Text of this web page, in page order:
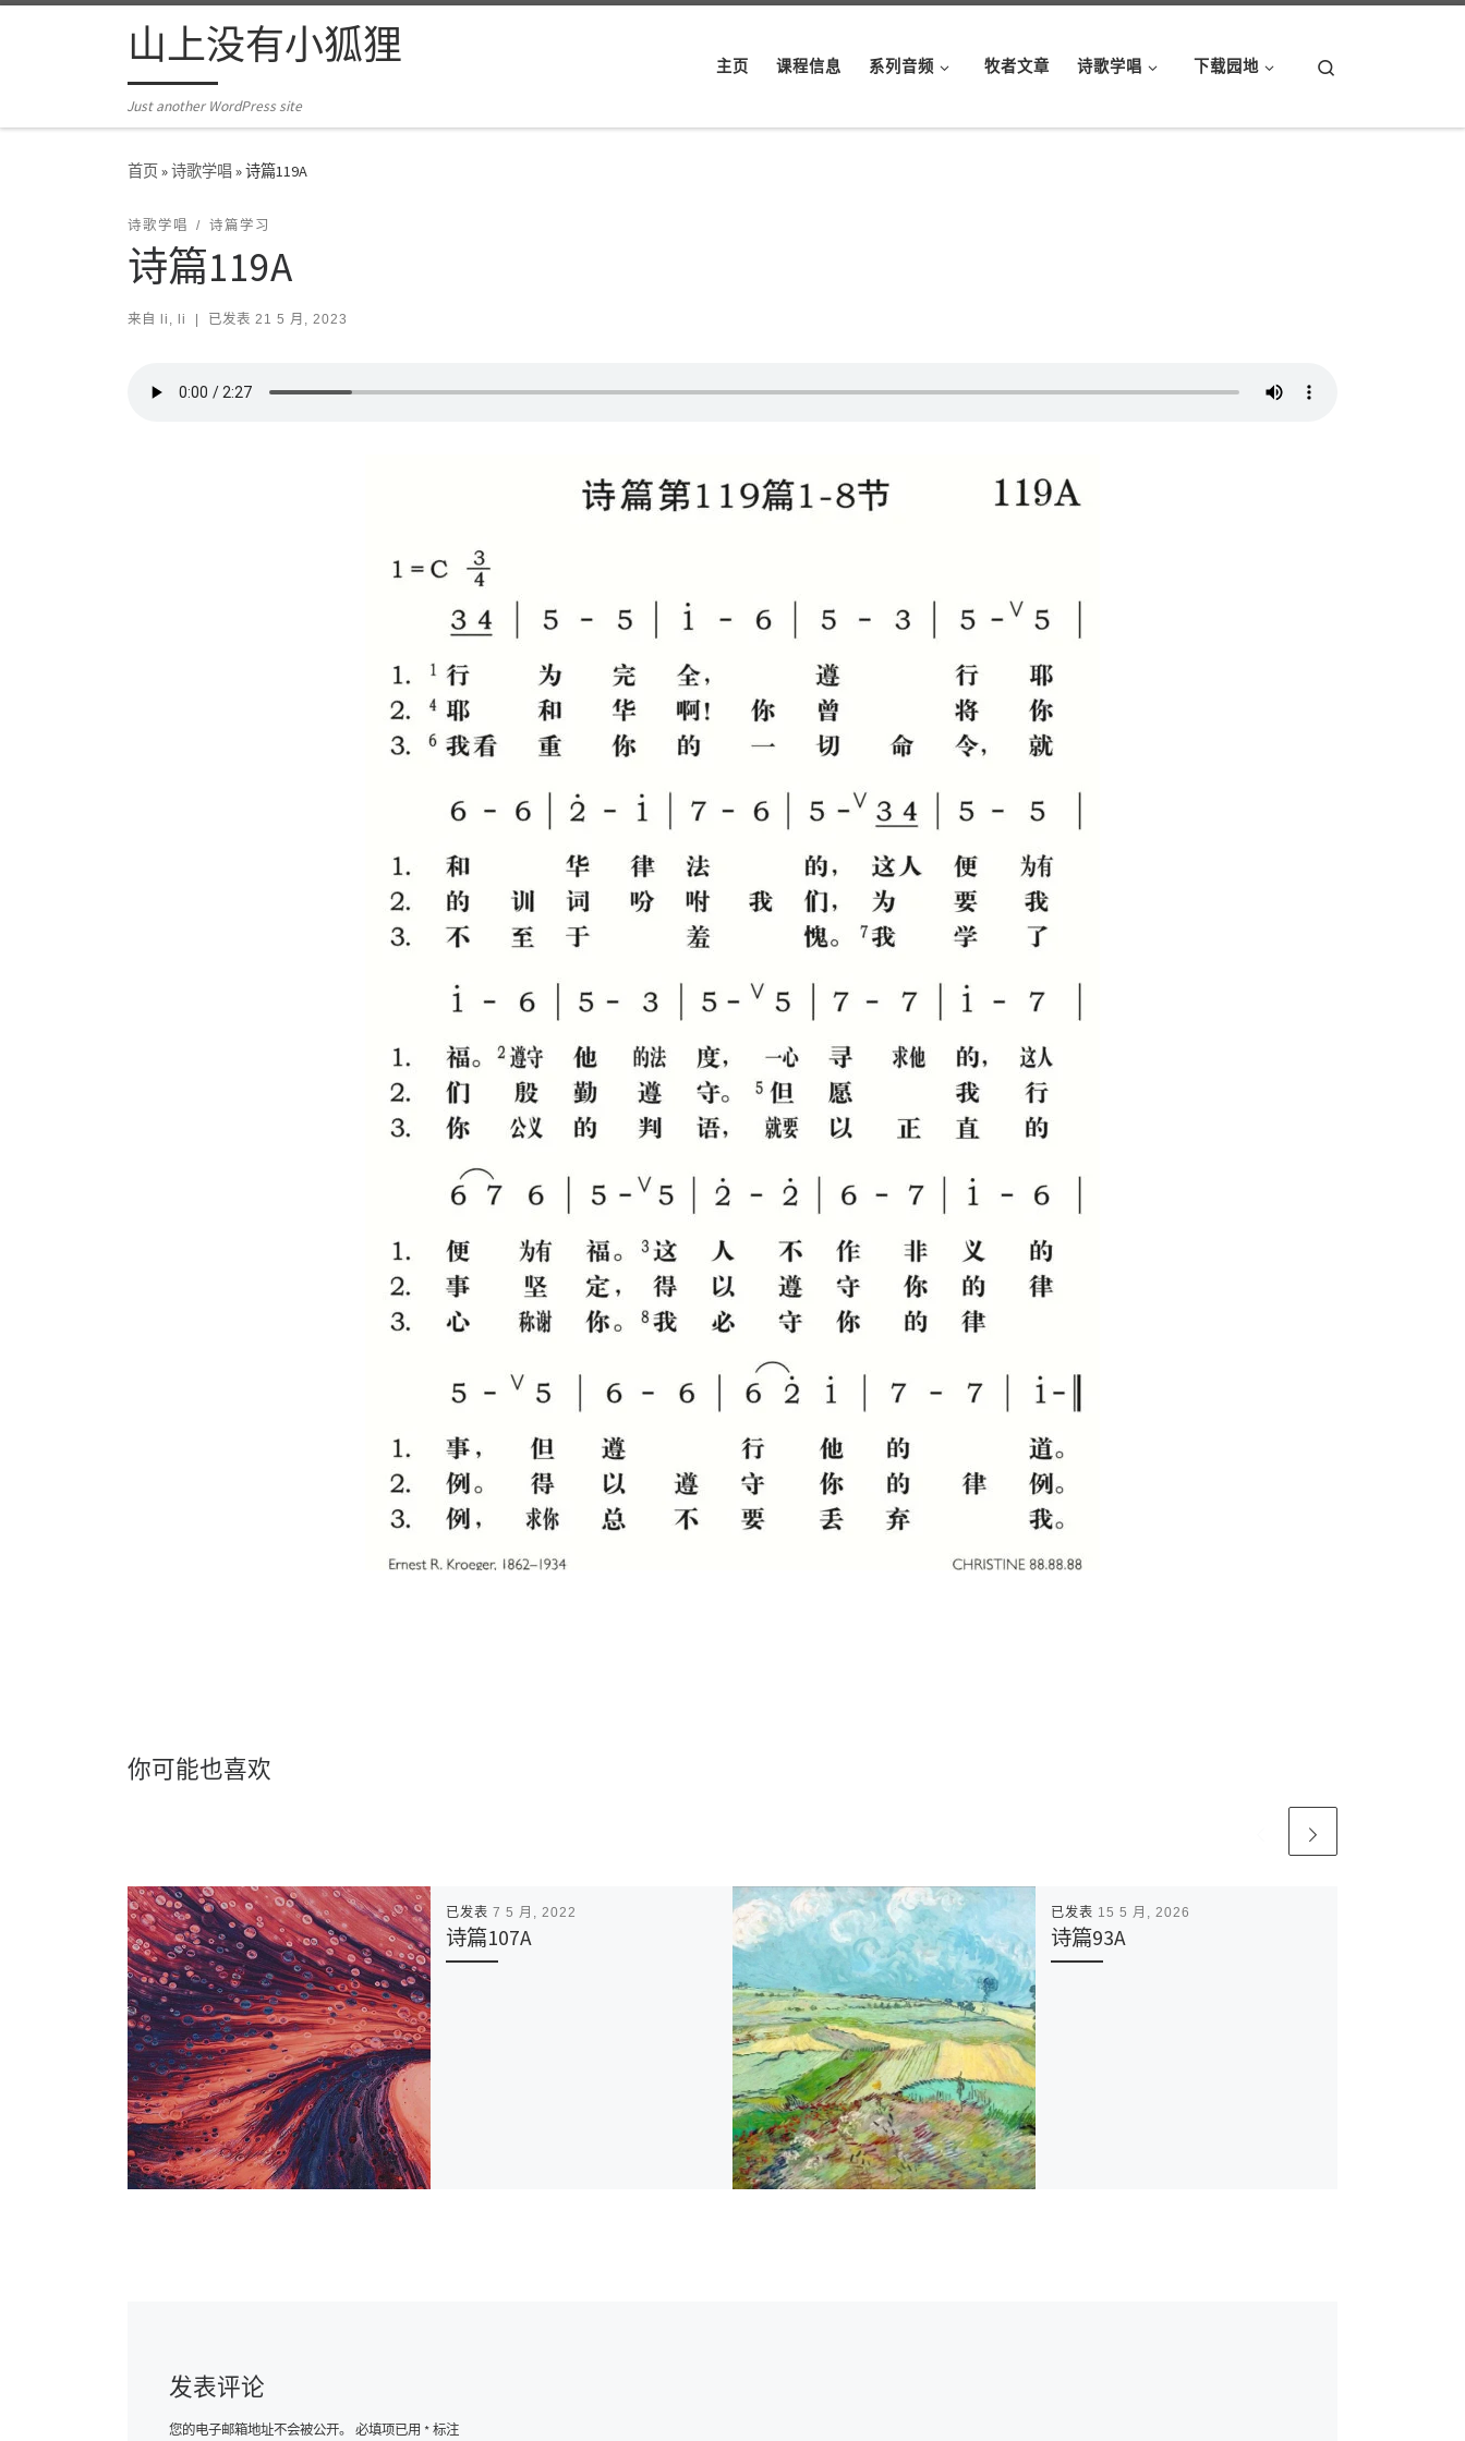
Skip to content山上没有小狐狸
Just another WordPress site
主页 课程信息 系列音频 牧者文章 诗歌学唱 下载园地
首页»诗歌学唱 »诗篇119A
诗歌学唱 诗篇学习
诗篇119A
来自 li, li 已发表 21 5 月, 2023
你可能也喜欢
已发表 7 5 月, 2022
诗篇107A
已发表 15 5 月, 2026
诗篇93A
发表评论
您的电子邮箱地址不会被公开。 必填项已用 *标注